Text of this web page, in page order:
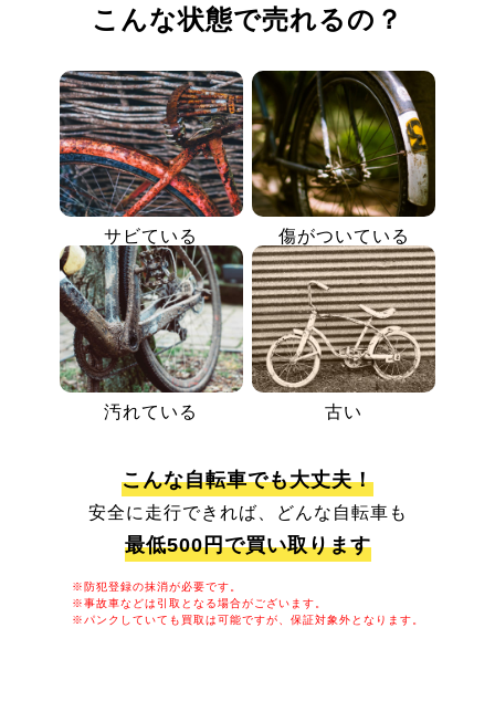
こんな状態で売れるの？
サビている 傷がついている
汚れている 古い
こんな自転車でも大丈夫！
安全に走行できれば、どんな自転車も
最低500円で買い取ります
※防犯登録の抹消が必要です。
※事故車などは引取となる場合がございます。
※パンクしていても買取は可能ですが、保証対象外となります。